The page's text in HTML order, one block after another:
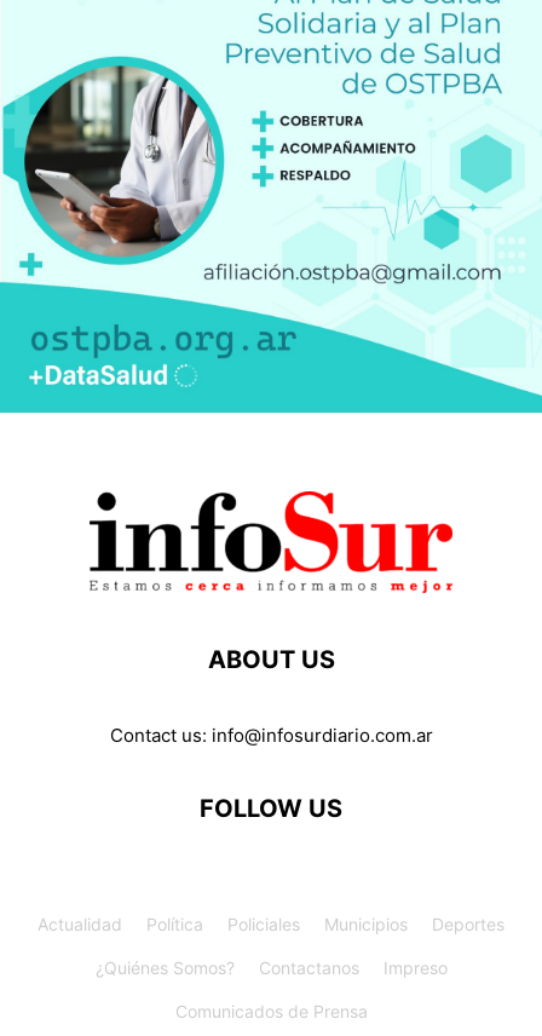
ABOUT US
Contact us: info@infosurdiario.com.ar
FOLLOW US
Actualidad Política Policiales Municipios Deportes
¿Quiénes Somos? Contactanos Impreso
Comunicados de Prensa